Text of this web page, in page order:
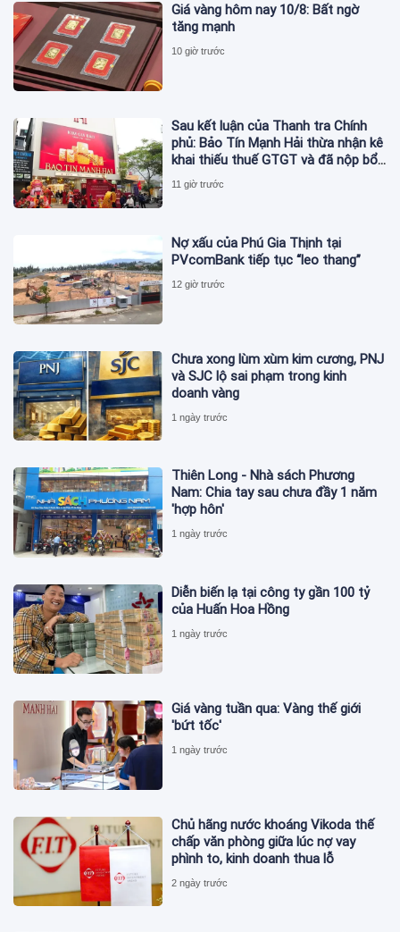
Giá vàng hôm nay 10/8: Bất ngờ
tăng mạnh
10 giờ trước
Sau kết luận của Thanh tra Chính
phủ: Bảo Tín Mạnh Hải thừa nhận kê
khai thiếu thuế GTGT và đã nộp bổ
sung
11 giờ trước
Nợ xấu của Phú Gia Thịnh tại
PVcomBank tiếp tục “leo thang”
12 giờ trước
Chưa xong lùm xùm kim cương, PNJ
và SJC lộ sai phạm trong kinh
doanh vàng
1 ngày trước
Thiên Long - Nhà sách Phương
Nam: Chia tay sau chưa đầy 1 năm
'hợp hôn'
1 ngày trước
Diễn biến lạ tại công ty gần 100 tỷ
của Huấn Hoa Hồng
1 ngày trước
Giá vàng tuần qua: Vàng thế giới
'bứt tốc'
1 ngày trước
Chủ hãng nước khoáng Vikoda thế
chấp văn phòng giữa lúc nợ vay
phình to, kinh doanh thua lỗ
2 ngày trước